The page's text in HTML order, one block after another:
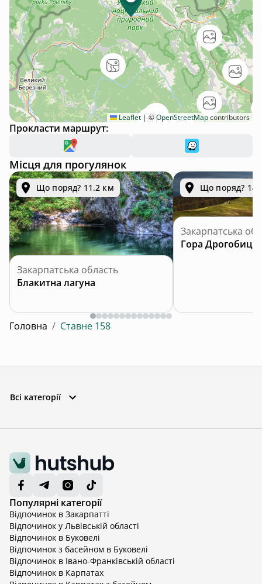
Leaflet |©OpenStreetMapcontributors
Прокласти маршрут:
Місця для прогулянок
Що поряд? 11.2 км
Закарпатська область
Блакитна лагуна
Що поряд?
Закарпатська
Гора
Головна / Ставне 158
Всі категорії
Популярні категорії
Відпочинок в Закарпатті
Відпочинок у Львівській області
Відпочинок в Буковелі
Відпочинок з басейном в Буковелі
Відпочинок в Івано-Франківській області
Відпочинок в Карпатах